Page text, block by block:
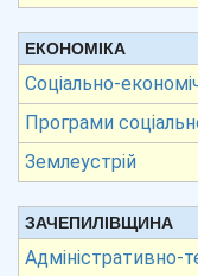
ЕКОНОМІКА
Соціально-
Програми
Землеустрій
ЗАЧЕПИЛІВЩИНА
Адміністративно-